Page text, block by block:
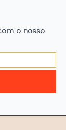
o nosso